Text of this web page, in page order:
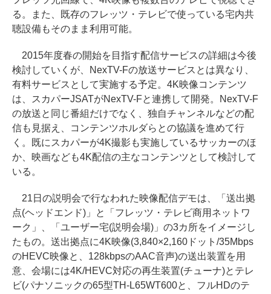
る。また、既存のフレッツ・テレビで使っている宅内共
聴設備もそのまま利用可能。
2015年度春の開始を目指す配信サービスの詳細は今後
検討していくが、NexTV-Fの放送サービスとは異なり、
有料サービスとして実施する予定。4K映像コンテンツ
は、スカパーJSATがNexTV-Fと連携して開発。NexTV-F
の放送と同じ番組だけでなく、独自チャンネルなどの配
信も見据え、コンテンツホルダらとの協議を進めて行
く。既にスカパーが4K撮影も実施しているサッカーのほ
か、映画なども4K配信の主なコンテンツとして検討して
いる。
21日の説明会で行なわれた映像配信デモは、「送出拠
点(ヘッドエンド)」と「フレッツ・テレビ商用ネットワ
ーク」、「ユーザー宅(説明会場)」の3カ所をイメージし
たもの。送出拠点に4K映像(3,840×2,160ドット/35Mbps
のHEVC映像と、128kbpsのAAC音声)の送出装置を用
意、会場には4K/HEVC対応の再生装置(チューナ)とテレ
ビ(パナソニックの65型TH-L65WT600と、フルHDのテ